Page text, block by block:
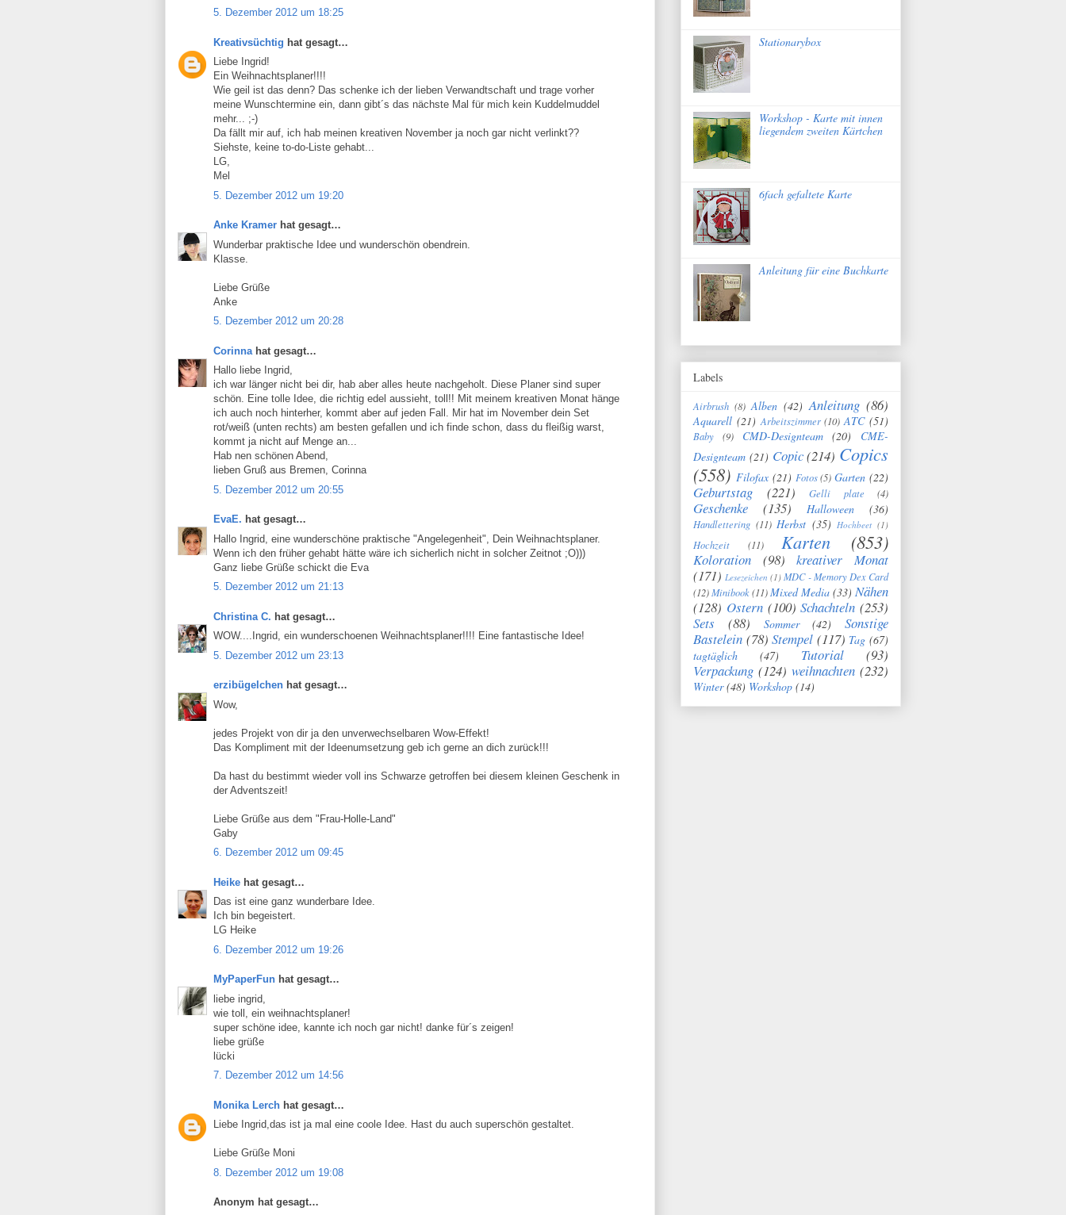
5. Dezember 2012 um 18:25
Kreativsüchtig hat gesagt…
Liebe Ingrid!
Ein Weihnachtsplaner!!!!
Wie geil ist das denn? Das schenke ich der lieben Verwandtschaft und trage vorher
meine Wunschtermine ein, dann gibt´s das nächste Mal für mich kein Kuddelmuddel
mehr... ;-)
Da fällt mir auf, ich hab meinen kreativen November ja noch gar nicht verlinkt??
Siehste, keine to-do-Liste gehabt...
LG,
Mel
5. Dezember 2012 um 19:20
Anke Kramer hat gesagt…
Wunderbar praktische Idee und wunderschön obendrein.
Klasse.
Liebe Grüße
Anke
5. Dezember 2012 um 20:28
Corinna hat gesagt…
Hallo liebe Ingrid,
ich war länger nicht bei dir, hab aber alles heute nachgeholt. Diese Planer sind super
schön. Eine tolle Idee, die richtig edel aussieht, toll!! Mit meinem kreativen Monat hänge
ich auch noch hinterher, kommt aber auf jeden Fall. Mir hat im November dein Set
rot/weiß (unten rechts) am besten gefallen und ich finde schon, dass du fleißig warst,
kommt ja nicht auf Menge an...
Hab nen schönen Abend,
lieben Gruß aus Bremen, Corinna
5. Dezember 2012 um 20:55
EvaE. hat gesagt…
Hallo Ingrid, eine wunderschöne praktische "Angelegenheit", Dein Weihnachtsplaner.
Wenn ich den früher gehabt hätte wäre ich sicherlich nicht in solcher Zeitnot ;O)))
Ganz liebe Grüße schickt die Eva
5. Dezember 2012 um 21:13
Christina C. hat gesagt…
WOW....Ingrid, ein wunderschoenen Weihnachtsplaner!!!! Eine fantastische Idee!
5. Dezember 2012 um 23:13
erzibügelchen hat gesagt…
Wow,
jedes Projekt von dir ja den unverwechselbaren Wow-Effekt!
Das Kompliment mit der Ideenumsetzung geb ich gerne an dich zurück!!!
Da hast du bestimmt wieder voll ins Schwarze getroffen bei diesem kleinen Geschenk in
der Adventszeit!
Liebe Grüße aus dem "Frau-Holle-Land"
Gaby
6. Dezember 2012 um 09:45
Heike hat gesagt…
Das ist eine ganz wunderbare Idee.
Ich bin begeistert.
LG Heike
6. Dezember 2012 um 19:26
MyPaperFun hat gesagt…
liebe ingrid,
wie toll, ein weihnachtsplaner!
super schöne idee, kannte ich noch gar nicht! danke für´s zeigen!
liebe grüße
lücki
7. Dezember 2012 um 14:56
Monika Lerch hat gesagt…
Liebe Ingrid,das ist ja mal eine coole Idee. Hast du auch superschön gestaltet.
Liebe Grüße Moni
8. Dezember 2012 um 19:08
Anonym hat gesagt…
Stationarybox
Workshop - Karte mit innen
liegendem zweiten Kärtchen
6fach gefaltete Karte
Anleitung für eine Buchkarte
Labels
Airbrush (8) Alben (42) Anleitung (86)
Aquarell (21) Arbeitszimmer (10) ATC (51)
Baby (9) CMD-Designteam (20)
CME-
Designteam (21) Copic (214) Copics
(558) Filofax (21) Fotos (5) Garten (22)
Geburtstag (221) Gelli plate (4)
Geschenke (135) Halloween (36)
Handlettering (11) Herbst (35) Hochbeet (1)
Hochzeit (11) Karten (853)
Koloration (98)
kreativer Monat
(171) Lesezeichen (1) MDC - Memory Dex Card
(12)Minibook(11) Mixed Media (33) Nähen
(128) Ostern (100) Schachteln (253)
Sets
(88) Sommer (42)
Sonstige
Bastelein (78) Stempel (117) Tag (67)
tagtäglich
(47) Tutorial
(93)
Verpackung (124) weihnachten (232)
Winter (48) Workshop (14)